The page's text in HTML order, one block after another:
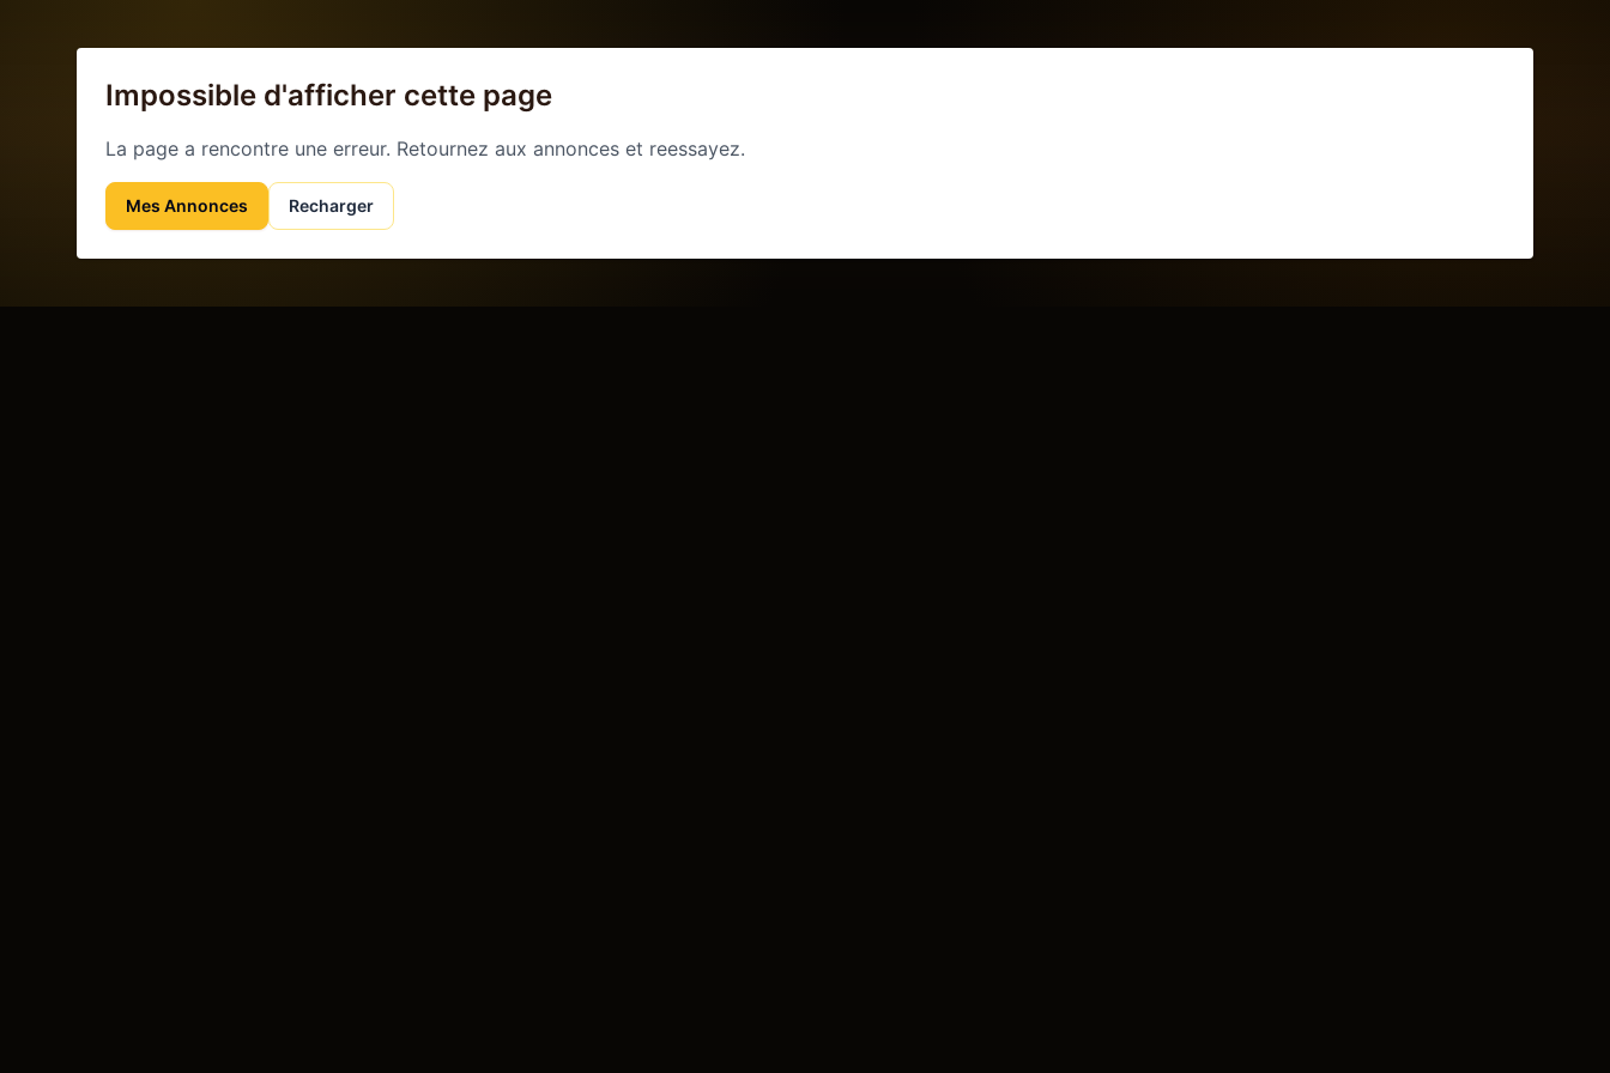
Impossible d'afficher cette page
La page a rencontre une erreur. Retournez aux annonces et reessayez.
Mes Annonces Recharger